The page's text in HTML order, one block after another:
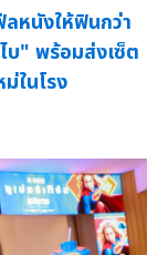
หนังให้ฟินกว่า
บ" พร้อมส่งเซ็ต
ในโรง